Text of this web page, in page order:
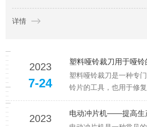
材料测试领域的测试设备。它可以测量塑
度、伸长率和断裂特性等物理性质，具有重
详情
2023
7-24
塑料哑铃裁刀用于哑
塑料哑铃裁刀是一种专
铃片的工具，也用于修
磨损和变形的哑铃进行
形状和功能。塑料哑铃
的塑料外壳切割成需要
2023 电动冲片机——提高生